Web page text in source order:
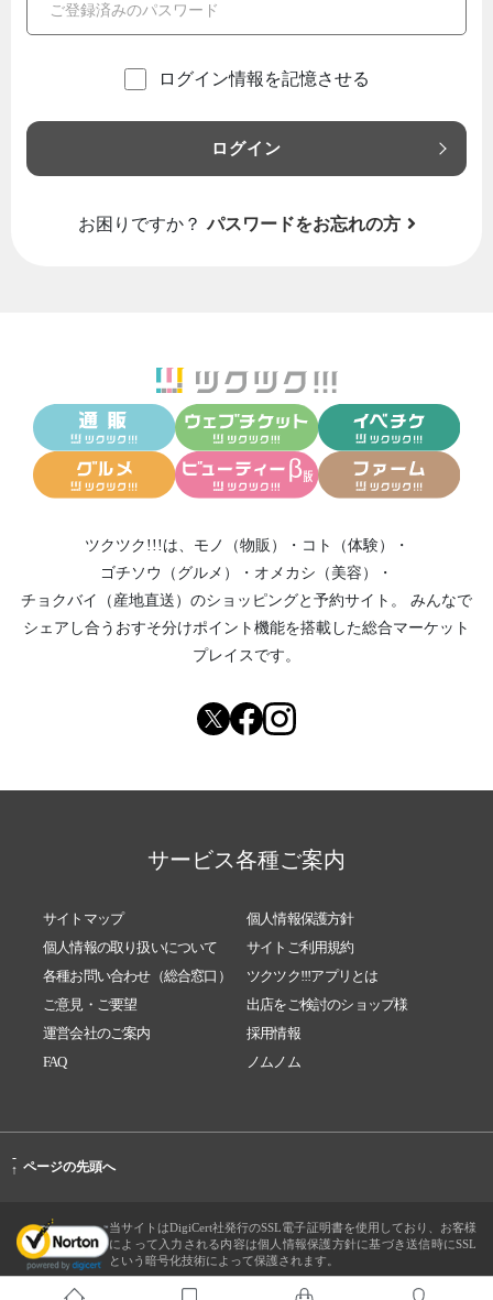
ログイン情報を記憶させる
ログイン
お困りですか？ パスワードをお忘れの方
ツクツク!!!は、 モノ（物販） ・ コト（体験）
・
ゴチソウ（グルメ）
・ オメカシ（美容）
・
チョクバイ（産地直送） のショッピングと予約サイト。
みんなで
シェアし合う おすそ分けポイント機能を搭載した総合マーケット
プレイスです。
サービス各種ご案内
サイトマップ
個人情報保護方針
個人情報の取り扱いについて
サイトご利用規約
各種お問い合わせ（総合窓口）
ツクツク!!!アプリとは
ご意見・ご要望
出店をご検討のショップ様
運営会社のご案内
採用情報
FAQ
ノムノム
-
↑ ページの先頭へ
当サイトはDigiCert社発行のSSL電子証明書を使用しており、お客様
によって入力される内容は個人情報保護方針に基づき送信時にSSL
という暗号化技術によって保護されます。